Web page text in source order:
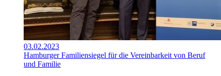
03.02.2023
Hamburger Familiensiegel für die Vereinbarkeit von Beruf
und Familie